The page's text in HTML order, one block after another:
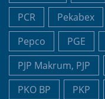
PCR
Pekabex
Pepco
PGE
PJP Makrum, PJP
PKO BP
PKP